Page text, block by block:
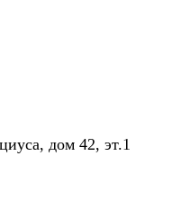
дом 42, эт.1